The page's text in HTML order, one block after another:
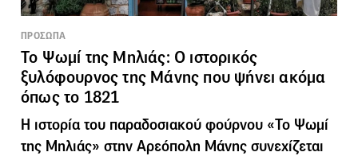
ΠΡΟΣΩΠΑ
Το Ψωμί της Μηλιάς: Ο ιστορικός
ξυλόφουρνος της Μάνης που ψήνει ακόμα
όπως το 1821
Η ιστορία του παραδοσιακού φούρνου «Το Ψωμί
της Μηλιάς» στην Αρεόπολη Μάνης συνεχίζεται